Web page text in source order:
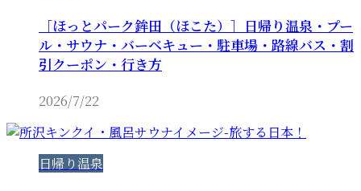
［ほっとパーク鉾田（ほこた）］日帰り温泉・プー
ル・サウナ・バーベキュー・駐車場・路線バス・割
引クーポン・行き方
2026/7/22
日帰り温泉